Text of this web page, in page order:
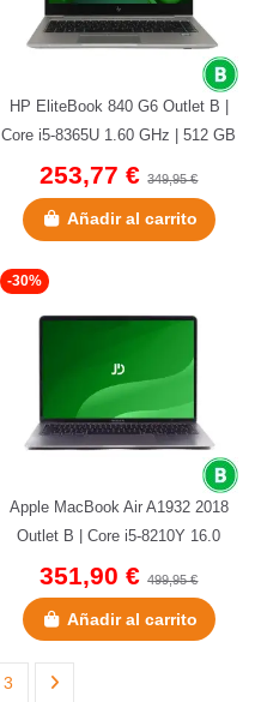
HP EliteBook 840 G6 Outlet B |
Core i5-8365U 1.60 GHz | 512 GB
NVMe | 16 GB DDR4 | 14"...
253,77 €349,95 €
Añadir al carrito
-30%
Apple MacBook Air A1932 2018
Outlet B | Core i5-8210Y 16.0
GHz | 256 GB NVMe |16 GB...
351,90 €499,95 €
Añadir al carrito
3